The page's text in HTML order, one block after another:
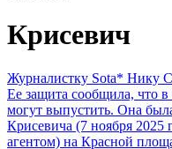
Крисевич
Журналистку Sota* Нику
Ее защита сообщила, что
могут выпустить. Она
Крисевича (7 ноября 2025
агентом) на Красной